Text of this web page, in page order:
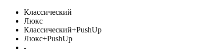
Классический
Люкс
Классический+PushUp
Люкс+PushUp
-